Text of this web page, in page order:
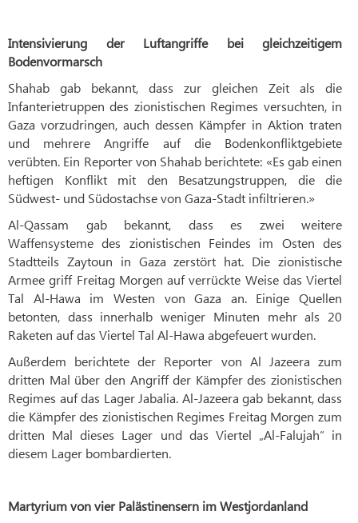
Intensivierung der Luftangriffe bei gleichzeitigem
Bodenvormarsch
Shahab gab bekannt, dass zur gleichen Zeit als die
Infanterietruppen des zionistischen Regimes versuchten, in
Gaza vorzudringen, auch dessen Kämpfer in Aktion traten
und mehrere Angriffe auf die Bodenkonfliktgebiete
verübten. Ein Reporter von Shahab berichtete: «Es gab einen
heftigen Konflikt mit den Besatzungstruppen, die die
Südwest- und Südostachse von Gaza-Stadt infiltrieren.»
Al-Qassam gab bekannt, dass es zwei weitere
Waffensysteme des zionistischen Feindes im Osten des
Stadtteils Zaytoun in Gaza zerstört hat. Die zionistische
Armee griff Freitag Morgen auf verrückte Weise das Viertel
Tal Al-Hawa im Westen von Gaza an. Einige Quellen
betonten, dass innerhalb weniger Minuten mehr als 20
Raketen auf das Viertel Tal Al-Hawa abgefeuert wurden.
Außerdem berichtete der Reporter von Al Jazeera zum
dritten Mal über den Angriff der Kämpfer des zionistischen
Regimes auf das Lager Jabalia. Al-Jazeera gab bekannt, dass
die Kämpfer des zionistischen Regimes Freitag Morgen zum
dritten Mal dieses Lager und das Viertel „Al-Falujah“ in
diesem Lager bombardierten.
Martyrium von vier Palästinensern im Westjordanland